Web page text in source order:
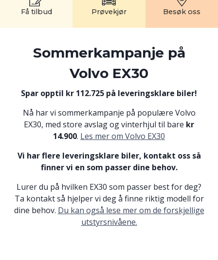
Få tilbud Prøvekjør Besøk oss
Sommerkampanje på
Volvo EX30
Spar opptil kr 112.725 på leveringsklare biler!
Nå har vi sommerkampanje på populære Volvo
EX30, med store avslag og vinterhjul til bare kr
14.900. Les mer om Volvo EX30
Vi har flere leveringsklare biler, kontakt oss så
finner vi en som passer dine behov.
Lurer du på hvilken EX30 som passer best for deg?
Ta kontakt så hjelper vi deg å finne riktig modell for
dine behov. Du kan også lese mer om de forskjellige
utstyrsnivåene.